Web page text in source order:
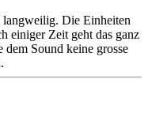
langweilig. Die Einheiten
einiger Zeit geht das ganz
Sound keine grosse